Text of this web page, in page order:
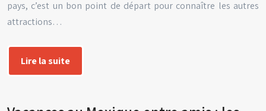
pays, c’est un bon point de départ pour connaître les autres
attractions…
Lire la suite